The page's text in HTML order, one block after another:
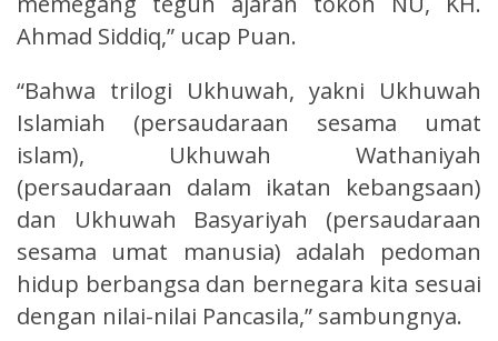
Ahmad Siddiq,” ucap Puan.
“Bahwa trilogi Ukhuwah, yakni Ukhuwah
Islamiah (persaudaraan sesama umat
islam), Ukhuwah Wathaniyah
(persaudaraan dalam ikatan kebangsaan)
dan Ukhuwah Basyariyah (persaudaraan
sesama umat manusia) adalah pedoman
hidup berbangsa dan bernegara kita sesuai
dengan nilai-nilai Pancasila,” sambungnya.